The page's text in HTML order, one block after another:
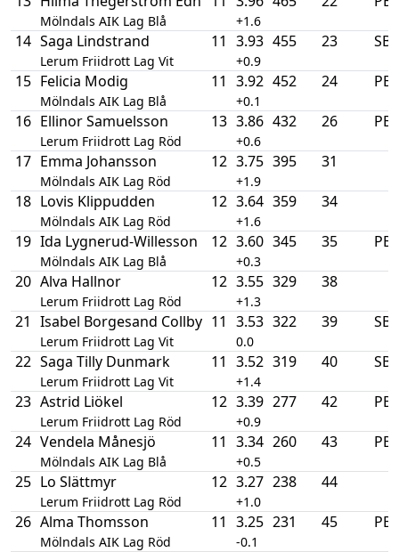
Mölndals AIK Lag Blå +1.6
14 Saga Lindstrand
Lerum Friidrott Lag Vit
11 3.93
+0.9
455 23 SB
15 Felicia Modig
Mölndals AIK Lag Blå
11 3.92
+0.1
452 24 PB
16 Ellinor Samuelsson
Lerum Friidrott Lag Röd
13 3.86
+0.6
432 26 PB
17 Emma Johansson
Mölndals AIK Lag Röd
12 3.75
+1.9
395 31
18 Lovis Klippudden
Mölndals AIK Lag Röd
12 3.64
+1.6
359 34
19 Ida Lygnerud-Willesson
Mölndals AIK Lag Blå
12 3.60
+0.3
345 35 PB
20 Alva Hallnor
Lerum Friidrott Lag Röd
12 3.55
+1.3
329 38
21 Isabel Borgesand Collby
Lerum Friidrott Lag Vit
11 3.53
0.0
322 39 SB
22 Saga Tilly Dunmark
Lerum Friidrott Lag Vit
11 3.52
+1.4
319 40 SB
23 Astrid Liökel
Lerum Friidrott Lag Röd
12 3.39
+0.9
277 42 PB
24 Vendela Månesjö
Mölndals AIK Lag Blå
11 3.34
+0.5
260 43 PB
25 Lo Slättmyr
Lerum Friidrott Lag Röd
12 3.27
+1.0
238 44
26 Alma Thomsson
Mölndals AIK Lag Röd
11 3.25
-0.1
231 45 PB